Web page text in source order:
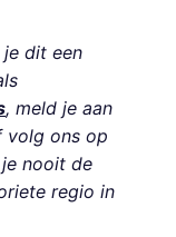
je dit een
, meld je aan
ons op
nooit de
regio in